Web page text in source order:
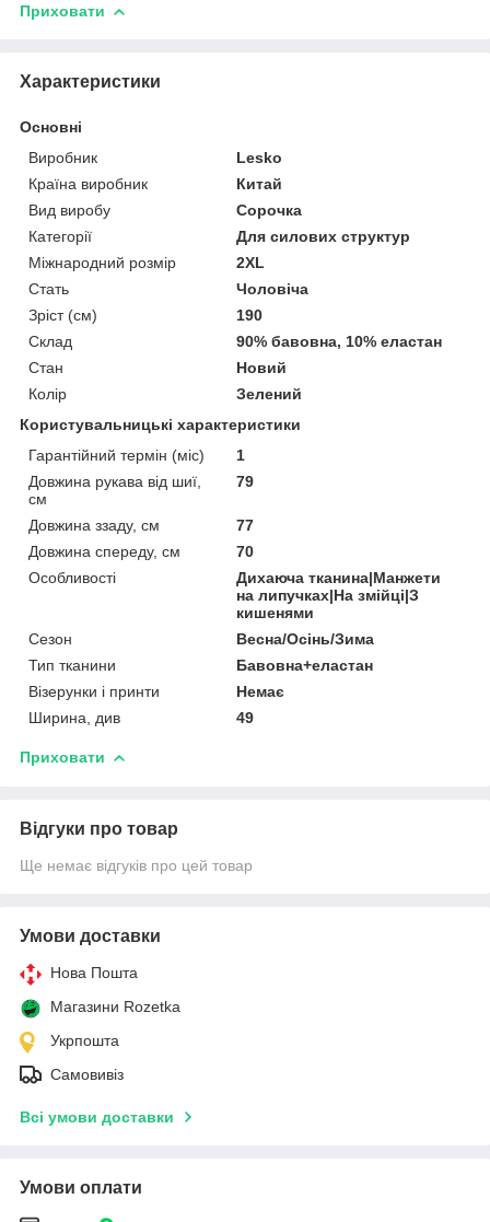
Приховати
Характеристики
Основні
Виробник
Lesko
Країна виробник
Китай
Вид виробу
Сорочка
Категорії
Для силових структур
Міжнародний розмір
2XL
Стать
Чоловіча
Зріст (см)
190
Склад
90% бавовна, 10% еластан
Стан
Новий
Колір
Зелений
Користувальницькі характеристики
Гарантійний термін (міс)
1
Довжина рукава від шиї,
см
79
Довжина ззаду, см
77
Довжина спереду, см
70
Особливості
Дихаюча тканина|Манжети
на липучках|На змійці|З
кишенями
Сезон
Весна/Осінь/Зима
Тип тканини
Бавовна+еластан
Візерунки і принти
Немає
Ширина, див
49
Приховати
Відгуки про товар
Ще немає відгуків про цей товар
Умови доставки
Нова Пошта
Магазини Rozetka
Укрпошта
Самовивіз
Всі умови доставки
Умови оплати